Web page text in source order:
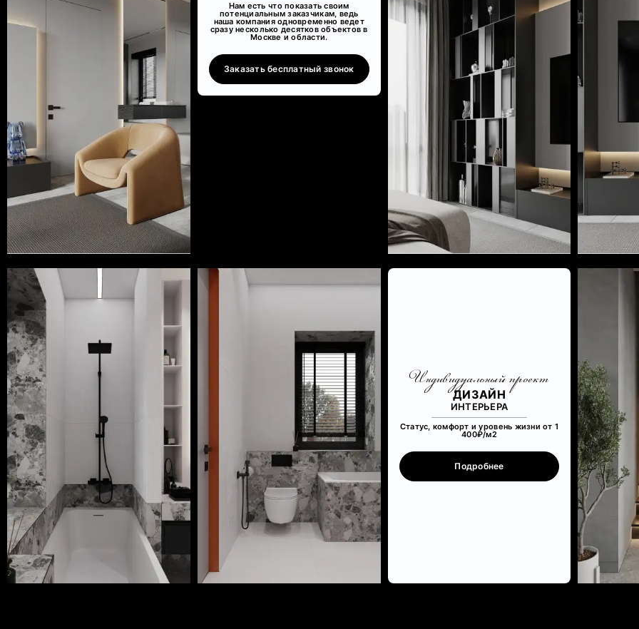
Нам есть что показать своим
потенциальным заказчикам, ведь
наша компания одновременно ведет
сразу несколько десятков объектов в
Москве и области.
Заказать бесплатный звонок
Индивидуальный проект
ДИЗАЙН
ИНТЕРЬЕРА
Статус, комфорт и уровень жизни от 1
400₽/м2
Подробнее